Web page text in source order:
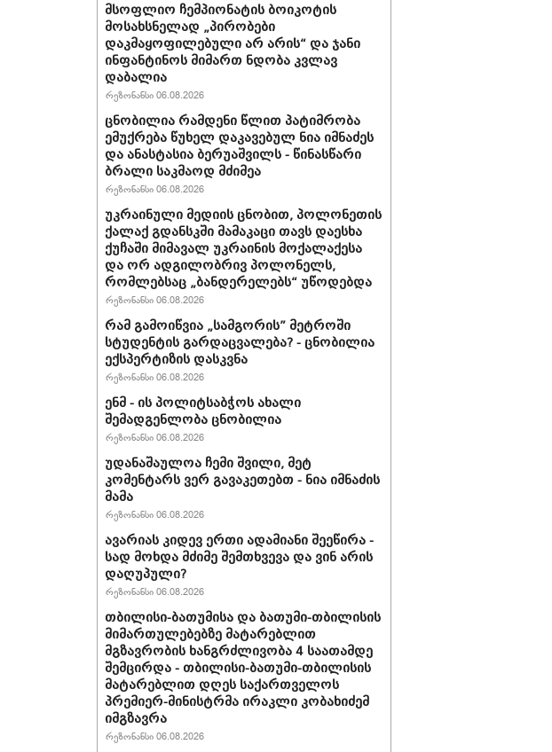
მსოფლიო ჩემპიონატის ბოიკოტის
მოსახსნელად „პირობები
დაკმაყოფილებული არ არის“ და ჯანი
ინფანტინოს მიმართ ნდობა კვლავ
დაბალია
რეზონანსი 06.08.2026
ცნობილია რამდენი წლით პატიმრობა
ემუქრება წუხელ დაკავებულ ნია იმნაძეს
და ანასტასია ბერუაშვილს - წინასწარი
ბრალი საკმაოდ მძიმეა
რეზონანსი 06.08.2026
უკრაინული მედიის ცნობით, პოლონეთის
ქალაქ გდანსკში მამაკაცი თავს დაესხა
ქუჩაში მიმავალ უკრაინის მოქალაქესა
და ორ ადგილობრივ პოლონელს,
რომლებსაც „ბანდერელებს“ უწოდებდა
რეზონანსი 06.08.2026
რამ გამოიწვია „სამგორის” მეტროში
სტუდენტის გარდაცვალება? - ცნობილია
ექსპერტიზის დასკვნა
რეზონანსი 06.08.2026
ენმ - ის პოლიტსაბჭოს ახალი
შემადგენლობა ცნობილია
რეზონანსი 06.08.2026
უდანაშაულოა ჩემი შვილი, მეტ
კომენტარს ვერ გავაკეთებთ - ნია იმნაძის
მამა
რეზონანსი 06.08.2026
ავარიას კიდევ ერთი ადამიანი შეეწირა -
სად მოხდა მძიმე შემთხვევა და ვინ არის
დაღუპული?
რეზონანსი 06.08.2026
თბილისი-ბათუმისა და ბათუმი-თბილისის
მიმართულებებზე მატარებლით
მგზავრობის ხანგრძლივობა 4 საათამდე
შემცირდა - თბილისი-ბათუმი-თბილისის
მატარებლით დღეს საქართველოს
პრემიერ-მინისტრმა ირაკლი კობახიძემ
იმგზავრა
რეზონანსი 06.08.2026